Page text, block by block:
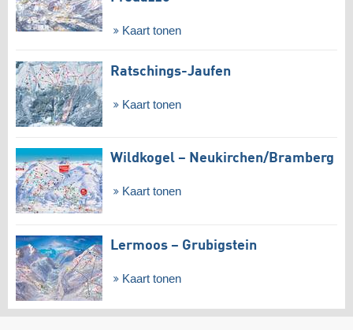
Kaart tonen
Ratschings-Jaufen
Kaart tonen
Wildkogel – Neukirchen/​Bramberg
Kaart tonen
Lermoos – Grubigstein
Kaart tonen